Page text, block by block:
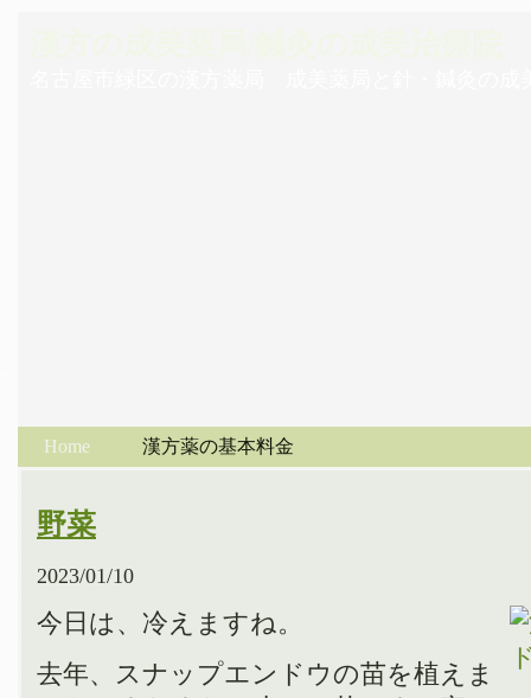
Home 漢方薬の基本料金
野菜
2023/01/10
今日は、冷えますね。
去年、スナップエンドウの苗を植えま